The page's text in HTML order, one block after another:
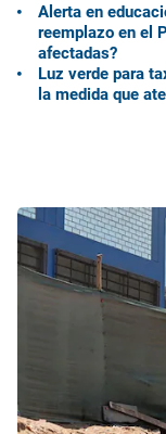
Alerta en
reemplazo en el
afectadas?
Luz verde para
la medida que